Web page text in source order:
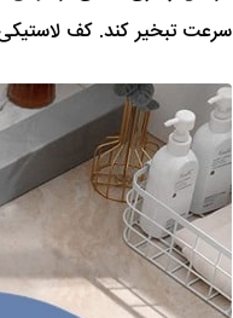
سرعت تبخیر کند. کف